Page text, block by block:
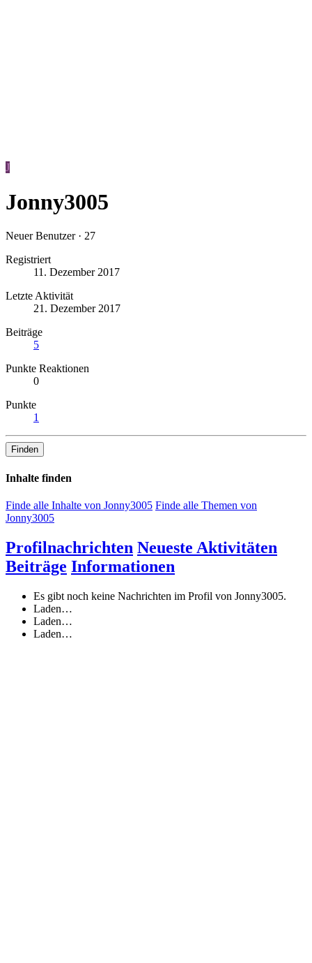
J
Jonny3005
Neuer Benutzer · 27
Registriert
11. Dezember 2017
Letzte Aktivität
21. Dezember 2017
Beiträge
5
Punkte Reaktionen
0
Punkte
1
Finden
Inhalte finden
Finde alle Inhalte von Jonny3005 Finde alle Themen von
Jonny3005
Profilnachrichten Neueste Aktivitäten
Beiträge Informationen
Es gibt noch keine Nachrichten im Profil von Jonny3005.
Laden…
Laden…
Laden…